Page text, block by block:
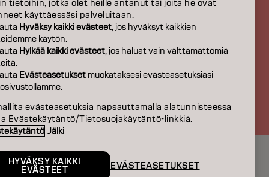
tietoihin, jotka olet heille antanut tai joita he ovat
käyttäessäsi palveluitaan.
Hyväksy kaikki evästeet, jos hyväksyt kaikkien
käytön.
Hylkää kaikki evästeet, jos haluat vain välttämättömiä
Evästeasetukset muokataksesi evästeasetuksiasi
evästeasetuksia napsauttamalla alatunnisteessa
Evästekäytäntö/Tietosuojakäytäntö-linkkiä.
Jälki
EVÄSTEASETUKSET
HYVÄKSY KAIKKI
EVÄSTEET